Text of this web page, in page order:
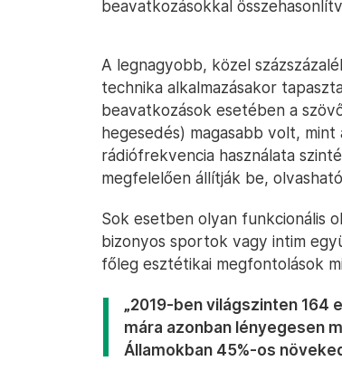
beavatkozásokkal
A legnagyobb, közel
technika alkalmazásakor
beavatkozások esetében a
hegesedés) magasabb volt,
rádiófrekvencia használata
megfelelően állítják be,
Sok esetben olyan funkcionális
bizonyos sportok vagy intim
főleg esztétikai megfontolások
„2019-ben világszinten 164
mára azonban lényegesen
Államokban 45%-os